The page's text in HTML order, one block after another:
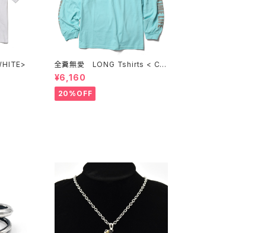
<WHITE>
全糞無愛 LONG Tshirts < CE
LADON >
¥6,160
20%OFF